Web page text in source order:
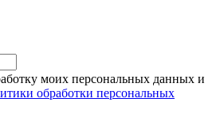
моих персональных данных и
обработки персональных